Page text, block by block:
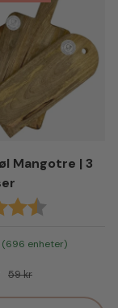
Mangotre | 3
(696 enheter)
Vanlig pris
59 kr